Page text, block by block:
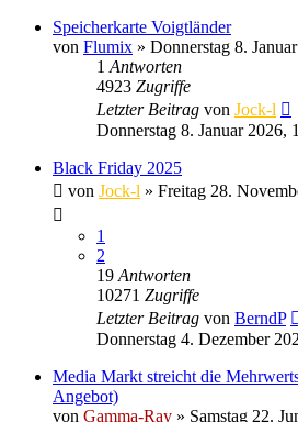
Speicherkarte Voigtländer
von Flumix » Donnerstag 8.
1 Antworten
4923 Zugriffe
Letzter Beitrag von Jock-l
Donnerstag 8. Januar 2026,
Black Friday 2025
von Jock-l » Freitag 28.
1
2
19 Antworten
10271 Zugriffe
Letzter Beitrag von BerndP
Donnerstag 4. Dezember
Media Markt streicht die
Angebot)
von Gamma-Ray » Samstag 22.